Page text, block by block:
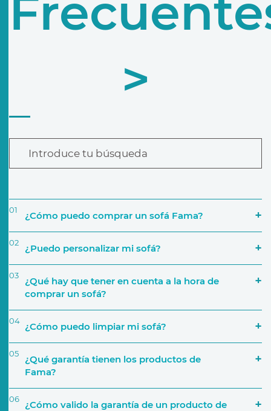
>
Introduce tu búsqueda
01 ¿Cómo puedo comprar un sofá Fama?
‘Encuentra tu tienda’
02 ¿Puedo personalizar mi sofá?
Simulador
03
¿Qué hay que tener en cuenta a la hora de
comprar un sofá?
El espacio que va a ocupar
04 ¿Cómo puedo limpiar mi sofá?
05
¿Qué garantía tienen los productos de
Fama?
06
¿Cómo valido la garantía de un producto de